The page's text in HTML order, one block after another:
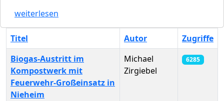
weiterlesen
Titel Autor
Zugriffe
Biogas-Austritt im
Kompostwerk mit
Feuerwehr-Großeinsatz in
Nieheim
Michael
Zirgiebel
6285